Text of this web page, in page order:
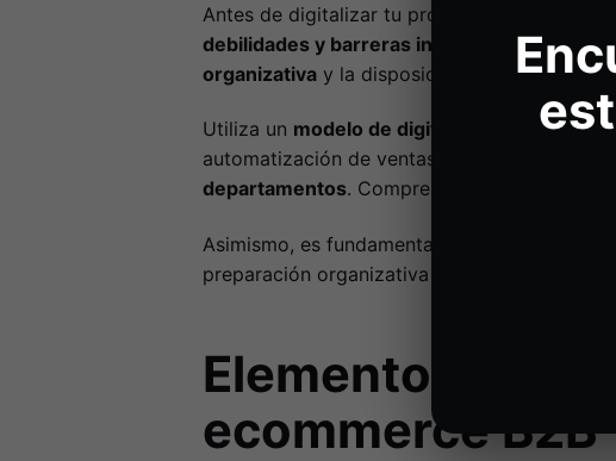
Antes de digitalizar tu proceso de ventas, es
debilidades y barreras internas
. Esta
organizativay la disposición al cambio de
Utiliza un modelo de digital readiness B2B
automatización de ventas, integración de
departamentos. Comprender tu punto de
Asimismo, es fundamental identificar posibles
preparación organizativa y definir roles
Elementos
ecommerce B2B